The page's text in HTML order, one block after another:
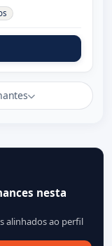
nesta
alinhados ao perfil